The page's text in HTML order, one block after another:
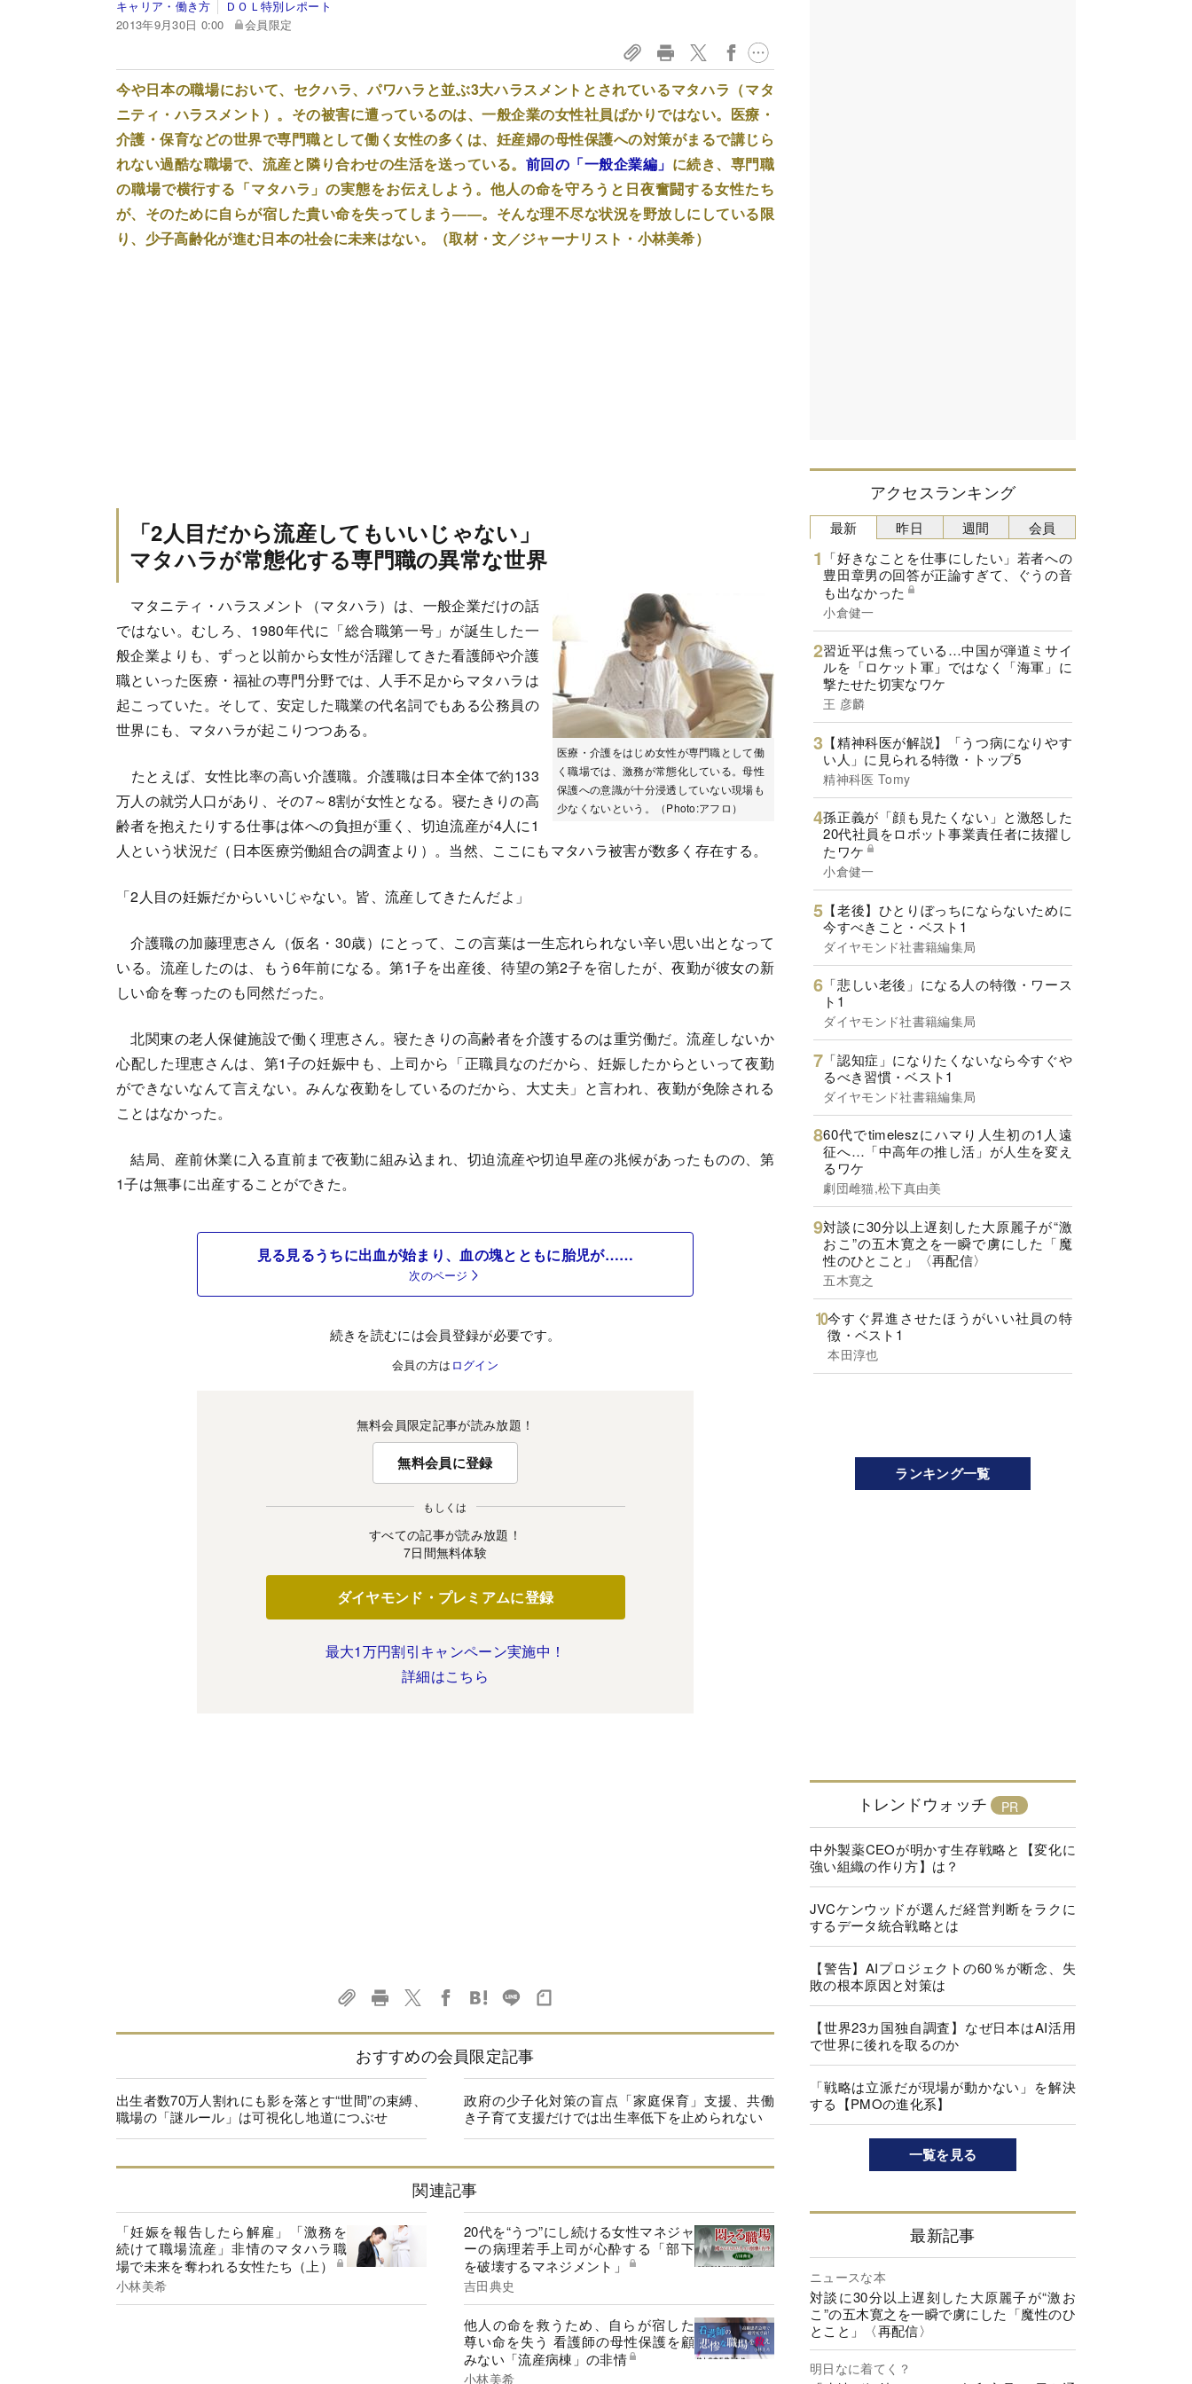
キャリア・働き方
ＤＯＬ特別レポート
2013年9月30日 0:00
会員限定
今や日本の職場において、セクハラ、パワハラと並ぶ3大ハラスメントとされているマタハラ（マタ
ニティ・ハラスメント）。その被害に遭っているのは、一般企業の女性社員ばかりではない。医療・
介護・保育などの世界で専門職として働く女性の多くは、妊産婦の母性保護への対策がまるで講じら
れない過酷な職場で、流産と隣り合わせの生活を送っている。 前回の「一般企業編」 に続き、専門職
の職場で横行する「マタハラ」の実態をお伝えしよう。他人の命を守ろうと日夜奮闘する女性たち
が、そのために自らが宿した貴い命を失ってしまう――。そんな理不尽な状況を野放しにしている限
り、少子高齢化が進む日本の社会に未来はない。（取材・文／ジャーナリスト・小林美希）
「2人目だから流産してもいいじゃない」
マタハラが常態化する専門職の異常な世界
医療・介護をはじめ女性が専門職として働
く職場では、激務が常態化している。母性
保護への意識が十分浸透していない現場も
少なくないという。（Photo:アフロ）
マタニティ・ハラスメント（マタハラ）は、一般企業だけの話
ではない。むしろ、1980年代に「総合職第一号」が誕生した一
般企業よりも、ずっと以前から女性が活躍してきた看護師や介護
職といった医療・福祉の専門分野では、人手不足からマタハラは
起こっていた。そして、安定した職業の代名詞でもある公務員の
世界にも、マタハラが起こりつつある。
たとえば、女性比率の高い介護職。介護職は日本全体で約133
万人の就労人口があり、その7～8割が女性となる。寝たきりの高
齢者を抱えたりする仕事は体への負担が重く、切迫流産が4人に1
人という状況だ（日本医療労働組合の調査より）。当然、ここにもマタハラ被害が数多く存在する。
「2人目の妊娠だからいいじゃない。皆、流産してきたんだよ」
介護職の加藤理恵さん（仮名・30歳）にとって、この言葉は一生忘れられない辛い思い出となって
いる。流産したのは、もう6年前になる。第1子を出産後、待望の第2子を宿したが、夜勤が彼女の新
しい命を奪ったのも同然だった。
北関東の老人保健施設で働く理恵さん。寝たきりの高齢者を介護するのは重労働だ。流産しないか
心配した理恵さんは、第1子の妊娠中も、上司から「正職員なのだから、妊娠したからといって夜勤
ができないなんて言えない。みんな夜勤をしているのだから、大丈夫」と言われ、夜勤が免除される
ことはなかった。
結局、産前休業に入る直前まで夜勤に組み込まれ、切迫流産や切迫早産の兆候があったものの、第
1子は無事に出産することができた。
見る見るうちに出血が始まり、血の塊とともに胎児が……
次のページ
続きを読むには会員登録が必要です。
会員の方は ログイン
無料会員限定記事が読み放題！
無料会員に登録
もしくは
すべての記事が読み放題！
7日間無料体験
ダイヤモンド・プレミアムに登録
最大1万円割引キャンペーン実施中！
詳細はこちら
おすすめの会員限定記事
出生者数70万人割れにも影を落とす“世間”の束縛、
職場の「謎ルール」は可視化し地道につぶせ
政府の少子化対策の盲点「家庭保育」支援、共働
き子育て支援だけでは出生率低下を止められない
関連記事
「妊娠を報告したら解雇」「激務を
続けて職場流産」非情のマタハラ職
場で未来を奪われる女性たち（上）
小林美希
20代を“うつ”にし続ける女性マネジャ
ーの病理若手上司が心酔する「部下
を破壊するマネジメント」
吉田典史
他人の命を救うため、自らが宿した
尊い命を失う 看護師の母性保護を顧
みない「流産病棟」の非情
小林美希
アクセスランキング
最新
「好きなことを仕事にしたい」若者への
豊田章男の回答が正論すぎて、ぐうの音
も出なかった
小倉健一
習近平は焦っている…中国が弾道ミサイ
ルを「ロケット軍」ではなく「海軍」に
撃たせた切実なワケ
王 彦麟
【精神科医が解説】「うつ病になりやす
い人」に見られる特徴・トップ5
精神科医 Tomy
孫正義が「顔も見たくない」と激怒した
20代社員をロボット事業責任者に抜擢し
たワケ
小倉健一
【老後】ひとりぼっちにならないために
今すべきこと・ベスト1
ダイヤモンド社書籍編集局
「悲しい老後」になる人の特徴・ワース
ト1
ダイヤモンド社書籍編集局
「認知症」になりたくないなら今すぐや
るべき習慣・ベスト1
ダイヤモンド社書籍編集局
60代でtimeleszにハマり人生初の1人遠
征へ…「中高年の推し活」が人生を変え
るワケ
劇団雌猫,松下真由美
対談に30分以上遅刻した大原麗子が“激
おこ”の五木寛之を一瞬で虜にした「魔
性のひとこと」〈再配信〉
五木寛之
今すぐ昇進させたほうがいい社員の特
徴・ベスト1
本田淳也
昨日 週間 会員
ランキング一覧
トレンドウォッチ
中外製薬CEOが明かす生存戦略と【変化に
強い組織の作り方】は？
JVCケンウッドが選んだ経営判断をラクに
するデータ統合戦略とは
【警告】AIプロジェクトの60％が断念、失
敗の根本原因と対策は
【世界23カ国独自調査】なぜ日本はAI活用
で世界に後れを取るのか
「戦略は立派だが現場が動かない」を解決
する【PMOの進化系】
一覧を見る
最新記事
ニュースな本
対談に30分以上遅刻した大原麗子が“激お
こ”の五木寛之を一瞬で虜にした「魔性のひ
とこと」〈再配信〉
明日なに着てく？